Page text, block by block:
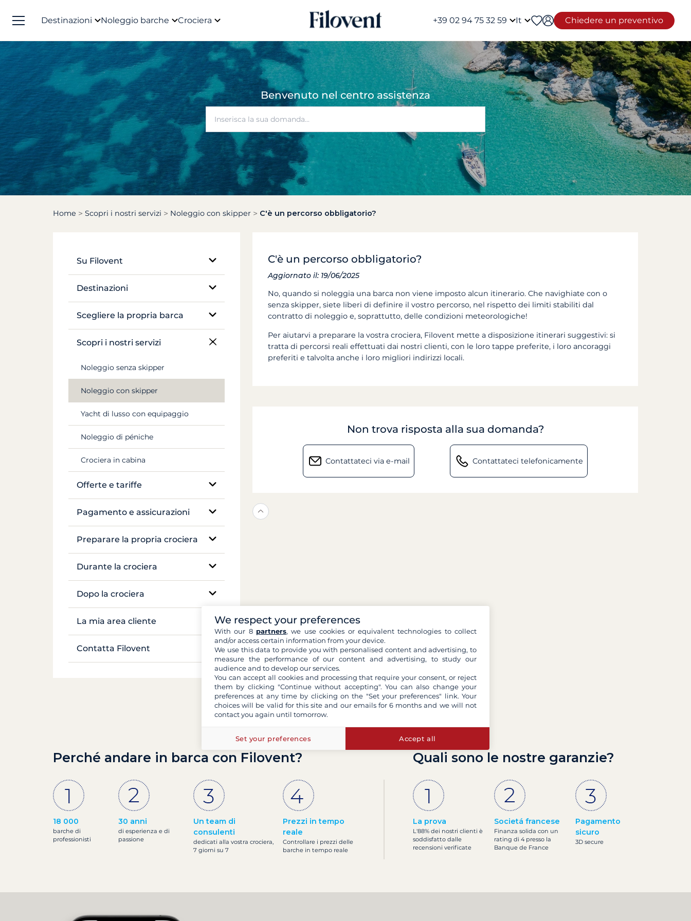
Destinazioni Noleggio barche Crociera +39 02 94 75 32 59 It Chiedere un preventivo
Benvenuto nel centro assistenza
Home Scopri i nostri servizi Noleggio con skipper C'è un percorso obbligatorio?
Su Filovent
La nostra azienda
Destinazioni
Egitto
Antille
Canal du Midi
Seychelles
Mekong
Scegliere la propria barca
Veliero monoscafo
Catamarano
Barca tradizionale
Yacht a motore
Péniche e pénichette
Scopri i nostri servizi
Noleggio senza skipper
Noleggio con skipper
Yacht di lusso con equipaggio
Noleggio di péniche
Crociera in cabina
Offerte e tariffe
Tariffazione
Pagamento e assicurazioni
Assicurazioni e cauzioni
Preparare la propria crociera
Prenotazione e disponibilità
Documenti e formalità
Bagagli e attrezzature
Durante la crociera
Assistenza sul posto
Vita a bordo
Sicurezza a bordo
Dopo la crociera
Inventario
La mia area cliente
Gestire la mia prenotazione
Contatta Filovent
C'è un percorso obbligatorio?
Aggiornato il: 19/06/2025
No, quando si noleggia una barca non viene imposto alcun itinerario. Che navighiate con o
senza skipper, siete liberi di definire il vostro percorso, nel rispetto dei limiti stabiliti dal
contratto di noleggio e, soprattutto, delle condizioni meteorologiche!
Per aiutarvi a preparare la vostra crociera, Filovent mette a disposizione itinerari suggestivi: si
tratta di percorsi reali effettuati dai nostri clienti, con le loro tappe preferite, i loro ancoraggi
preferiti e talvolta anche i loro migliori indirizzi locali.
Non trova risposta alla sua domanda?
Contattateci via e-mail Contattateci telefonicamente
Perché andare in barca con Filovent?
18 000
barche di
professionisti
30 anni
di esperienza e di
passione
Un team di
consulenti
dedicati alla vostra crociera,
7 giorni su 7
Prezzi in tempo
reale
Controllare i prezzi delle
barche in tempo reale
Quali sono le nostre garanzie?
La prova
L'88% dei nostri clienti è
soddisfatto dalle
recensioni verificate
Societá francese
Finanza solida con un
rating di 4 presso la
Banque de France
Pagamento
sicuro
3D secure
We respect your preferences
With our 8 partners, we use cookies or equivalent technologies to collect
and/or access certain information from your device.
We use this data to provide you with personalised content and advertising, to
measure the performance of our content and advertising, to study our
audience and to develop our services.
You can accept all cookies and processing that require your consent, or reject
them by clicking "Continue without accepting". You can also change your
preferences at any time by clicking on the "Set your preferences" link. Your
choices will be valid for this site and our emails for 6 months and we will not
contact you again until tomorrow.
Set your preferences Accept all